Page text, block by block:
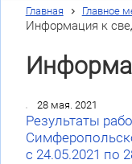
Главная Главное
Информация к
28 мая. 2021
Результаты
с 24.05.2021 по